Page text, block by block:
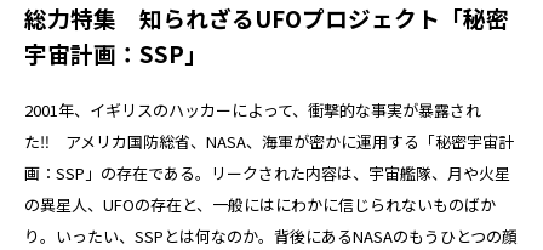
総力特集 知られざるUFOプロジェクト「秘密
宇宙計画：SSP」
2001年、イギリスのハッカーによって、衝撃的な事実が暴露され
た‼ アメリカ国防総省、NASA、海軍が密かに運用する「秘密宇宙計
画：SSP」の存在である。リークされた内容は、宇宙艦隊、月や火星
の異星人、UFOの存在と、一般にはにわかに信じられないものばか
り。いったい、SSPとは何なのか。背後にあるNASAのもうひとつの顔